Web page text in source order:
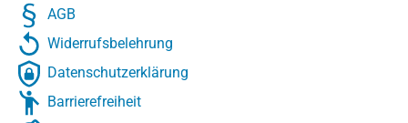
AGB
Widerrufsbelehrung
Datenschutzerklärung
Barrierefreiheit